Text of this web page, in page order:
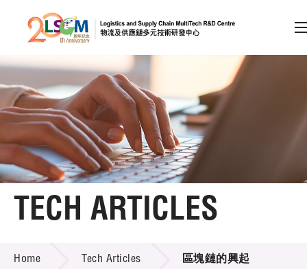
Skip to content (Press enter)
Member Login
A EN 繁 简
Home
Technology Transfer
TECH ARTICLES
Home Tech Articles 區塊鏈的興起